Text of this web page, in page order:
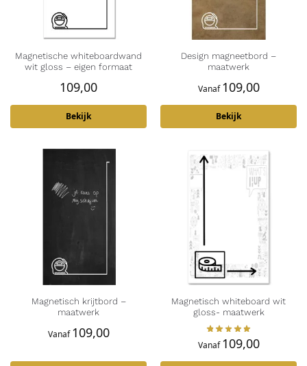
Magnetische whiteboardwand
wit gloss – eigen formaat
109,00
Bekijk
Design magneetbord –
maatwerk
Vanaf 109,00
Bekijk
Magnetisch krijtbord –
maatwerk
Vanaf 109,00
Magnetisch whiteboard wit
gloss- maatwerk
Vanaf 109,00